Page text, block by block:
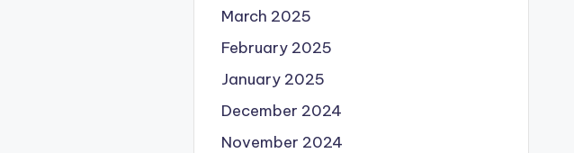
March 2025
February 2025
January 2025
December 2024
November 2024